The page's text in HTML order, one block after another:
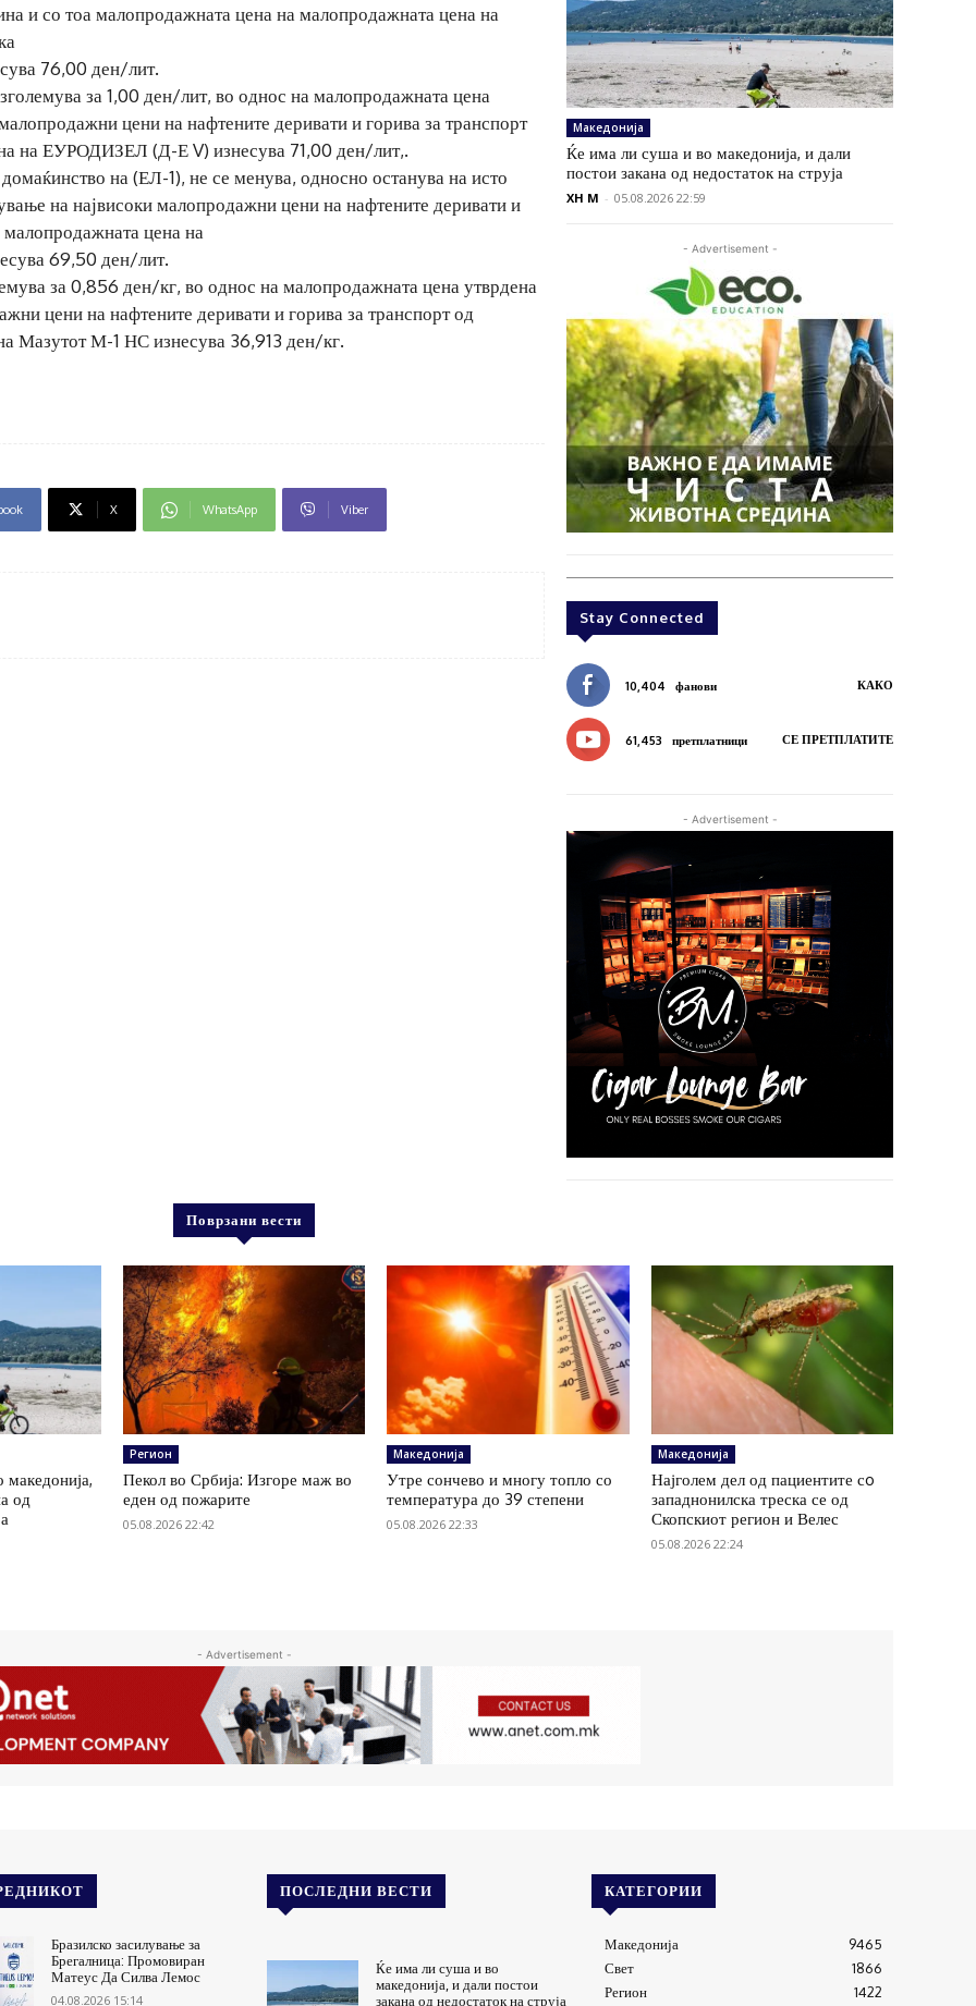
и со тоа малопродажната цена на малопродажната цена на
76,00 ден/лит.
за 1,00 ден/лит, во однос на малопродажната цена
цени на нафтените деривати и горива за транспорт
на ЕУРОДИЗЕЛ (Д-Е V) изнесува 71,00 ден/лит,.
на (ЕЛ-1), не се менува, односно останува на исто
на највисоки малопродажни цени на нафтените деривати и
малопродажната цена на
69,50 ден/лит.
за 0,856 ден/кг, во однос на малопродажната цена утврдена
цени на нафтените деривати и горива за транспорт од
Мазутот М-1 НС изнесува 36,913 ден/кг.
X WhatsApp Viber
Македонија
Ќе има ли суша и во македонија, и дали
постои закана од недостаток на струја
XH M - 05.08.2026 22:59
- Advertisement -
Stay Connected
10,404 фанови КАКО
61,453 претплатници СЕ ПРЕТПЛАТИТЕ
- Advertisement -
Поврзани вести
од
Регион
Пекол во Србија: Изгоре маж во
еден од пожарите
05.08.2026 22:42
Македонија
Утре сончево и многу топло со
температура до 39 степени
05.08.2026 22:33
Македонија
Најголем дел од пациентите сo
западнонилска треска се од
Скопскиот регион и Велес
05.08.2026 22:24
- Advertisement -
Бразилско засилување за
Брегалница: Промовиран
Матеус Да Силва Лемос
04.08.2026 15:14
ПОСЛЕДНИ ВЕСТИ
Ќе има ли суша и во
македонија, и дали постои
закана од недостаток на струја
КАТЕГОРИИ
Македонија
9465
Свет
1866
Регион
1422